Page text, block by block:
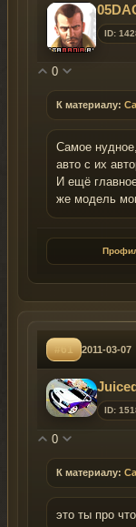
ID:
0
К материалу:
Самое
авто с их
И ещё
же модель
#61 2011-03-07
ID:
0
К материалу:
это ты про